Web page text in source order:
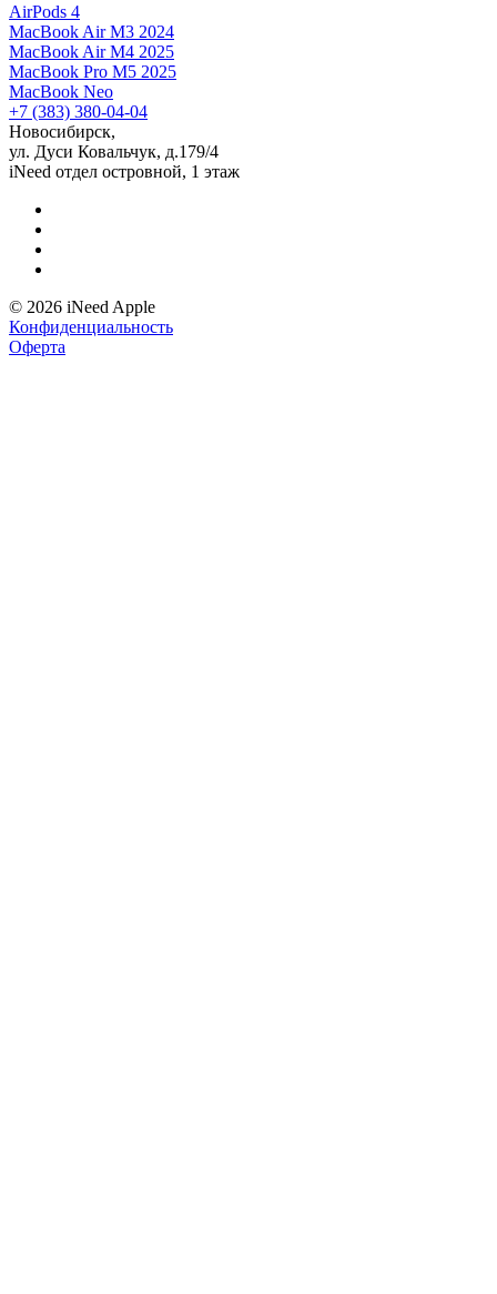
AirPods 4
MacBook Air M3 2024
MacBook Air M4 2025
MacBook Pro M5 2025
MacBook Neo
+7 (383) 380-04-04
Новосибирск,
ул. Дуси Ковальчук, д.179/4
iNeed отдел островной, 1 этаж
© 2026 iNeed Apple
Конфиденциальность
Оферта